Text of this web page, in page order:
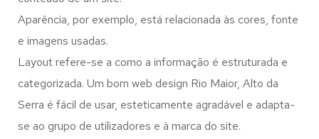
Aparência, por exemplo, está relacionada às cores, fonte
e imagens usadas.
Layout refere-se a como a informação é estruturada e
categorizada. Um bom web design Rio Maior, Alto da
Serra é fácil de usar, esteticamente agradável e adapta-
se ao grupo de utilizadores e à marca do site.